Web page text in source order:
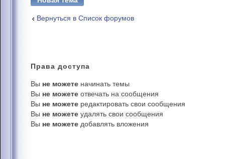
Вернуться в Список форумов
Права доступа
Вы не можете начинать темы
Вы не можете отвечать на сообщения
Вы не можете редактировать свои сообщения
Вы не можете удалять свои сообщения
Вы не можете добавлять вложения